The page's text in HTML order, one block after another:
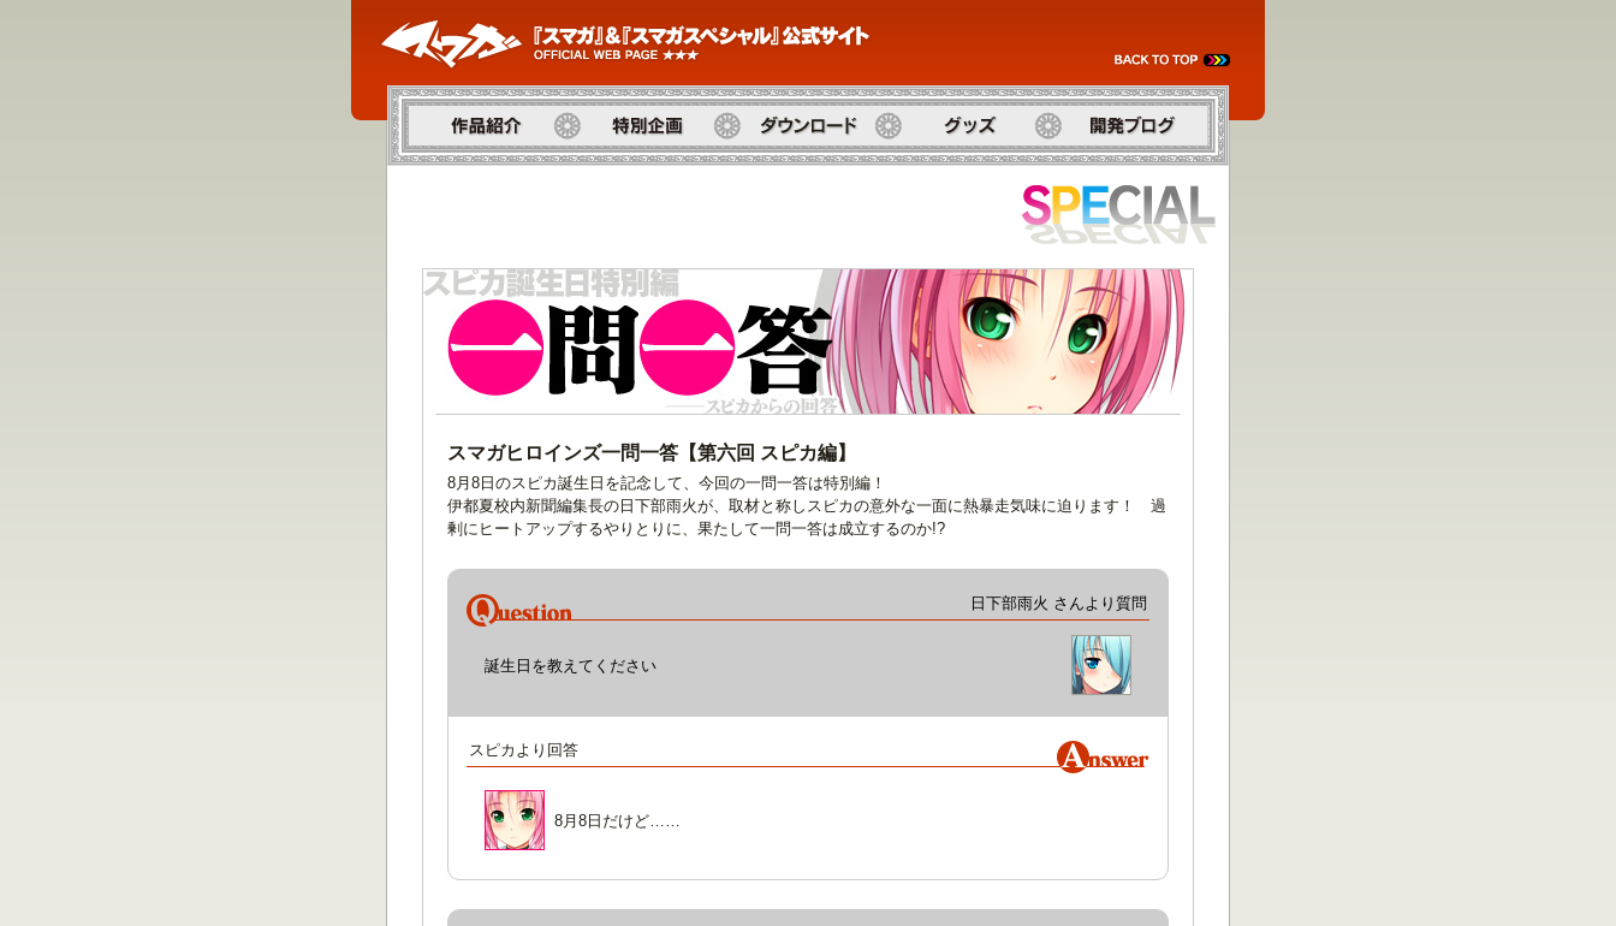
スマガヒロインズ一問一答【第六回 スピカ編】
8月8日のスピカ誕生日を記念して、今回の一問一答は特別編！
伊都夏校内新聞編集長の日下部雨火が、取材と称しスピカの意外な一面に熱暴走気味に迫ります！ 過
剰にヒートアップするやりとりに、果たして一問一答は成立するのか!?
日下部雨火 さんより質問
誕生日を教えてください
スピカより回答
8月8日だけど……